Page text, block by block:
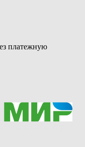
платежную